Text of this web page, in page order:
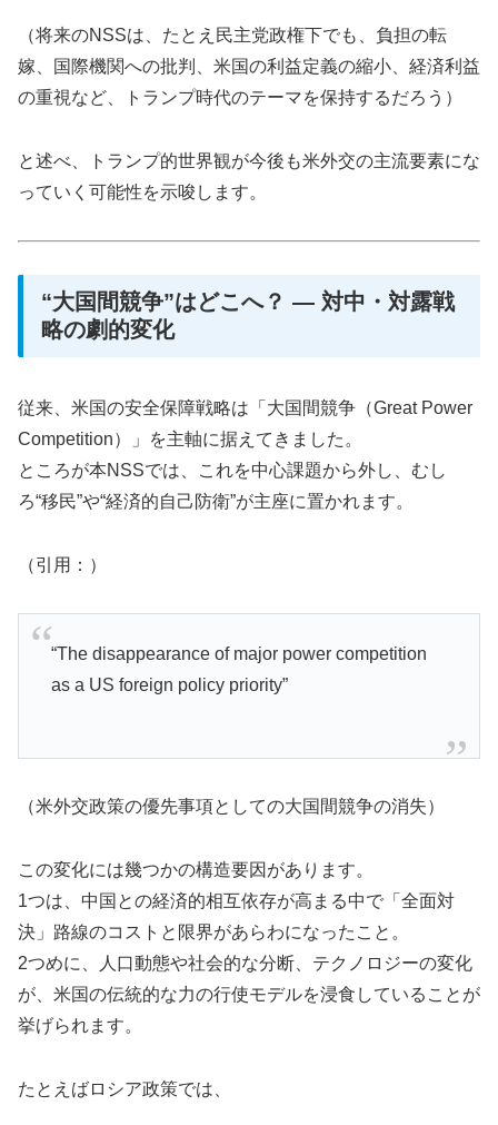
（将来のNSSは、たとえ民主党政権下でも、負担の転
嫁、国際機関への批判、米国の利益定義の縮小、経済利益
の重視など、トランプ時代のテーマを保持するだろう）
と述べ、トランプ的世界観が今後も米外交の主流要素にな
っていく可能性を示唆します。
“大国間競争”はどこへ？ ― 対中・対露戦
略の劇的変化
従来、米国の安全保障戦略は「大国間競争（Great Power
Competition）」を主軸に据えてきました。
ところが本NSSでは、これを中心課題から外し、むし
ろ“移民”や“経済的自己防衛”が主座に置かれます。
（引用：）
“The disappearance of major power competition
as a US foreign policy priority”
（米外交政策の優先事項としての大国間競争の消失）
この変化には幾つかの構造要因があります。
1つは、中国との経済的相互依存が高まる中で「全面対
決」路線のコストと限界があらわになったこと。
2つめに、人口動態や社会的な分断、テクノロジーの変化
が、米国の伝統的な力の行使モデルを浸食していることが
挙げられます。
たとえばロシア政策では、